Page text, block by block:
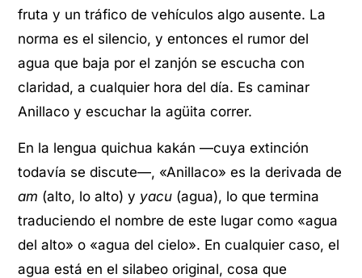
fruta y un tráfico de vehículos algo ausente. La
norma es el silencio, y entonces el rumor del
agua que baja por el zanjón se escucha con
claridad, a cualquier hora del día. Es caminar
Anillaco y escuchar la agüita correr.
En la lengua quichua kakán —cuya extinción
todavía se discute—, «Anillaco» es la derivada de
am (alto, lo alto) y yacu (agua), lo que termina
traduciendo el nombre de este lugar como «agua
del alto» o «agua del cielo». En cualquier caso, el
agua está en el silabeo original, cosa que